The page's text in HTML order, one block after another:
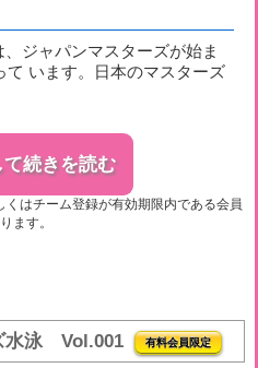
ジャパンマスターズが始ま
て います。日本のマスターズ
て続きを読む
くはチーム登録が有効期限内である会員
ます。
水泳 Vol.001 有料会員限定